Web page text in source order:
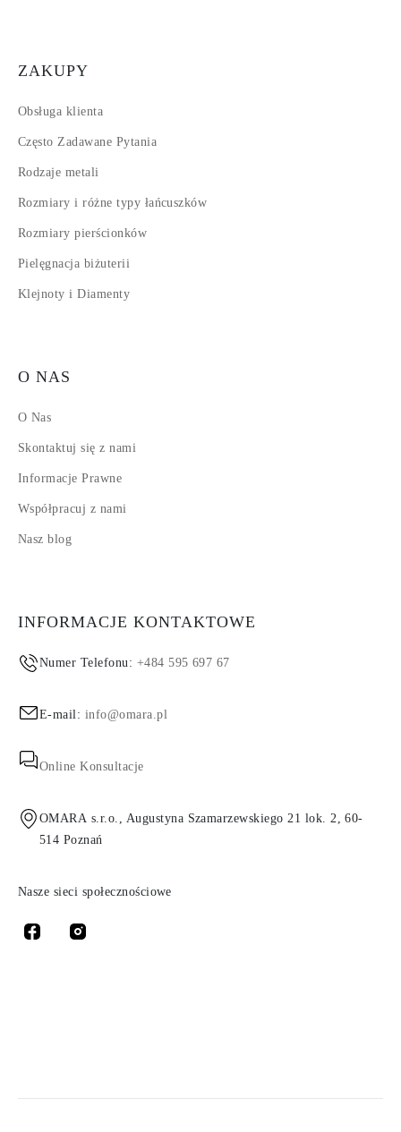
ZAKUPY
Obsługa klienta
Często Zadawane Pytania
Rodzaje metali
Rozmiary i różne typy łańcuszków
Rozmiary pierścionków
Pielęgnacja biżuterii
Klejnoty i Diamenty
O NAS
O Nas
Skontaktuj się z nami
Informacje Prawne
Współpracuj z nami
Nasz blog
INFORMACJE KONTAKTOWE
Numer Telefonu: +484 595 697 67
E-mail: info@omara.pl
Online Konsultacje
OMARA s.r.o., Augustyna Szamarzewskiego 21 lok. 2, 60-
514 Poznań
Nasze sieci społecznościowe